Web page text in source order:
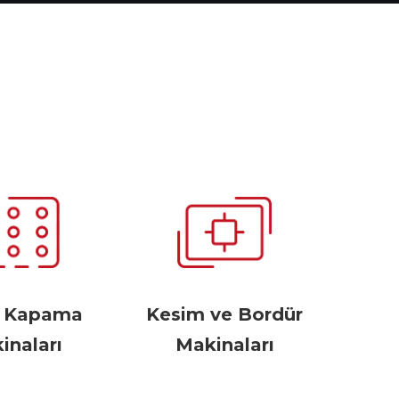
Kesim ve Bordür
Makinaları